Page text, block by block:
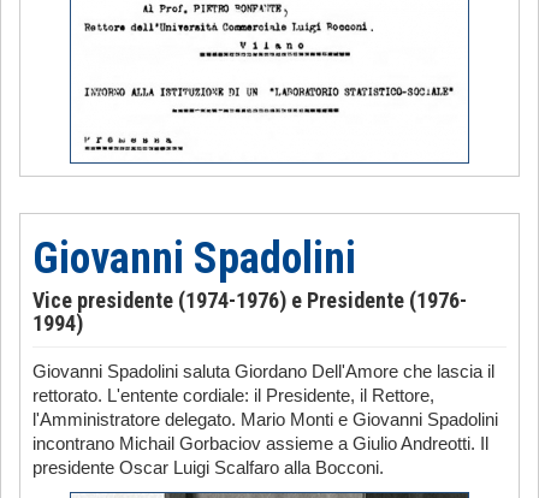
Giovanni Spadolini
Vice presidente (1974-1976) e Presidente (1976-
1994)
Giovanni Spadolini saluta Giordano Dell'Amore che lascia il
rettorato. L'entente cordiale: il Presidente, il Rettore,
l'Amministratore delegato. Mario Monti e Giovanni Spadolini
incontrano Michail Gorbaciov assieme a Giulio Andreotti. Il
presidente Oscar Luigi Scalfaro alla Bocconi.